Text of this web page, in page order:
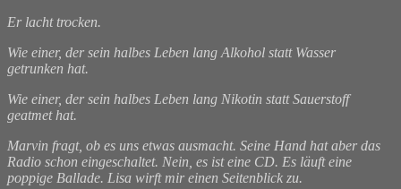
Er lacht trocken.
Wie einer, der sein halbes Leben lang Alkohol statt Wasser
getrunken hat.
Wie einer, der sein halbes Leben lang Nikotin statt Sauerstoff
geatmet hat.
Marvin fragt, ob es uns etwas ausmacht. Seine Hand hat aber das
Radio schon eingeschaltet. Nein, es ist eine CD. Es läuft eine
poppige Ballade. Lisa wirft mir einen Seitenblick zu.